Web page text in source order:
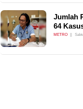
Jumlah
64
METRO